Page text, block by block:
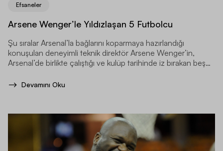
Efsaneler
Arsene Wenger’le Yıldızlaşan 5 Futbolcu
Şu sıralar Arsenal’la bağlarını koparmaya hazırlandığı
konuşulan deneyimli teknik direktör Arsene Wenger’in,
Arsenal’de birlikte çalıştığı ve kulüp tarihinde iz bırakan beş
Devamını Oku